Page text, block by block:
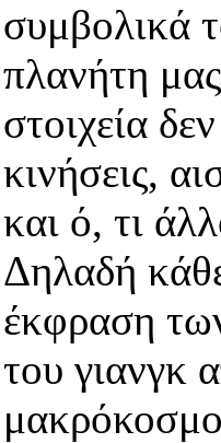
συμβολικά
πλανήτη
στοιχεία
κινήσεις,
και ό, τι
Δηλαδή
έκφραση
του γιανγκ